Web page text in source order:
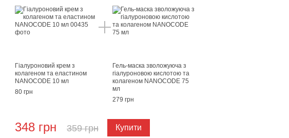
Гіалуроновий крем з
колагеном та еластином
NANOCODE 10 мл
80 грн
Гель-маска зволожуюча з
гіалуроновою кислотою та
колагеном NANOCODE 75
мл
279 грн
348 грн 359 грн Купити